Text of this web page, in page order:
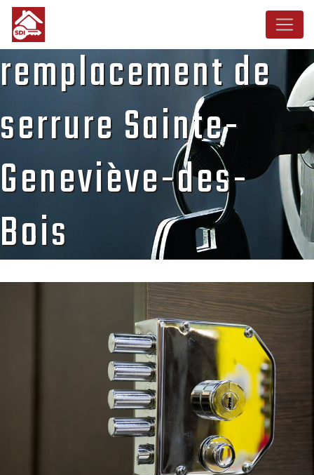
Panneau de gestion des cookies
remplacement de
serrure Sainte-
Geneviève-des-
Bois